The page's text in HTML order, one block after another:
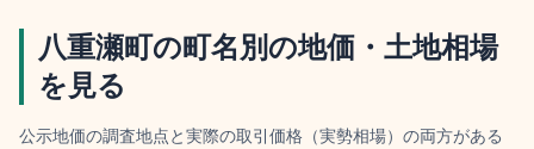
八重瀬町の町名別の地価・土地相場
を見る
公示地価の調査地点と実際の取引価格（実勢相場）の両方がある